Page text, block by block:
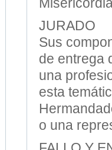
JURADO
Sus
de entrega
una
esta
o una